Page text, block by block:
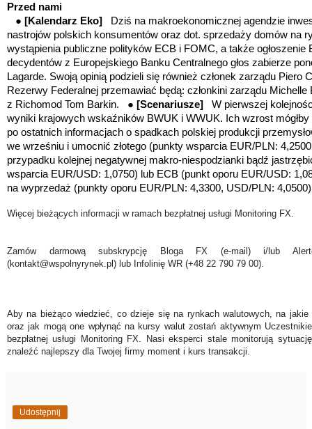
Przed nami
● [Kalendarz Eko]
Dziś na makroekonomicznej agendzie
nastrojów polskich konsumentów oraz dot. sprzedaży domów na
wystąpienia publiczne polityków ECB i FOMC, a także ogłoszenie
decydentów z Europejskiego Banku Centralnego głos zabierze
Lagarde. Swoją opinią podzieli się również członek zarządu Piero
Rezerwy Federalnej przemawiać będą: członkini zarządu Michelle
z Richomod Tom Barkin. ● [Scenariusze] W pierwszej
wyniki krajowych wskaźników BWUK i WWUK. Ich wzrost
po ostatnich informacjach o spadkach polskiej produkcji
we wrześniu i umocnić złotego (punkty wsparcia EUR/PLN:
przypadku kolejnej negatywnej makro-niespodzianki bądź
wsparcia EUR/USD: 1,0750) lub ECB (punkt oporu EUR/USD:
na wyprzedaż (punkty oporu EUR/PLN: 4,3300, USD/PLN:
Więcej bieżących informacji w ramach bezpłatnej usługi Monitoring FX.
Zamów darmową subskrypcję Bloga FX (e-mail) i/lub
(kontakt@wspolnyrynek.pl) lub Infolinię WR (+48 22 790 79 00).
Aby na bieżąco wiedzieć, co dzieje się na rynkach walutowych, na
oraz jak mogą one wpłynąć na kursy walut zostań aktywnym
bezpłatnej usługi Monitoring FX. Nasi eksperci stale monitorują
znaleźć najlepszy dla Twojej firmy moment i kurs transakcji.
Udostępnij